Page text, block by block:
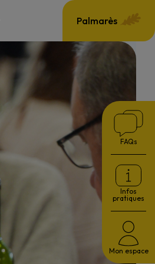
Palmarès
FAQs
Infos
pratiques
Mon espace